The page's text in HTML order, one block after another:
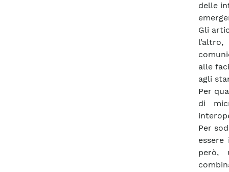
delle
Gli
alle
agli
Per
di
Per
però,